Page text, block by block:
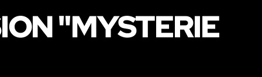
"MYSTERIE